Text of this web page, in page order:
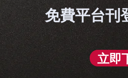
免費平台刊
立即